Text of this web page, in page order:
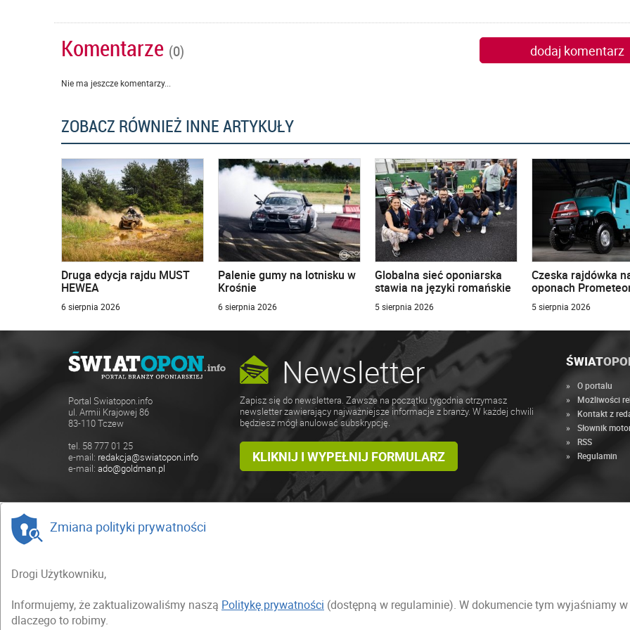
Komentarze (0) dodaj komentarz
Nie ma jeszcze komentarzy...
ZOBACZ RÓWNIEŻ INNE ARTYKUŁY
Druga edycja rajdu MUST
HEWEA
6 sierpnia 2026
Palenie gumy na lotnisku w
Krośnie
6 sierpnia 2026
Globalna sieć oponiarska
stawia na języki romańskie
5 sierpnia 2026
Czeska rajdówka
oponach
5 sierpnia 2026
Portal Swiatopon.info
ul. Armii Krajowej 86
83-110 Tczew
tel. 58 777 01 25
e-mail: redakcja@swiatopon.info
e-mail: ado@goldman.pl
Newsletter
Zapisz się do newslettera. Zawsze na początku tygodnia otrzymasz
newsletter zawierający najważniejsze informacje z branży. W każdej chwili
będziesz mógł anulować subskrypcję.
KLIKNIJ I WYPEŁNIJ FORMULARZ
ŚWIAT
O portalu
Możliwości
Kontakt z
Słownik
RSS
Regulamin
Zmiana polityki prywatności
Drogi Użytkowniku,
Informujemy, że zaktualizowaliśmy naszą Politykę prywatności (dostępną w regulaminie). W dokumencie tym wyjaśniamy
dlaczego to robimy.